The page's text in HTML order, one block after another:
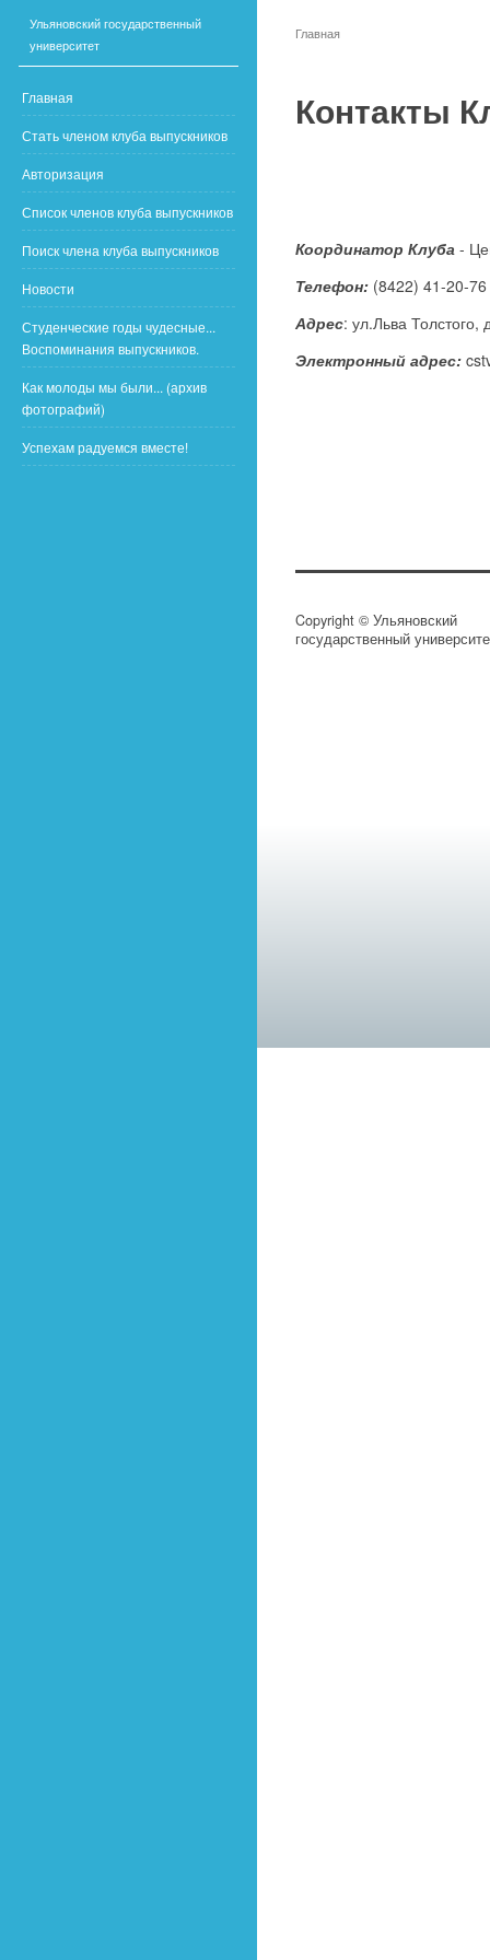
Ульяновский государственный
университет
Главная
Стать членом клуба выпускников
Авторизация
Список членов клуба выпускников
Поиск члена клуба выпускников
Новости
Студенческие годы чудесные...
Воспоминания выпускников.
Как молоды мы были... (архив
фотографий)
Успехам радуемся вместе!
Главная
Контакты
Координатор Клуба -
Телефон: (8422) 41-20-76
Адрес: ул.Льва Толстого,
Электронный адрес:
Copyright © Ульяновский
государственный